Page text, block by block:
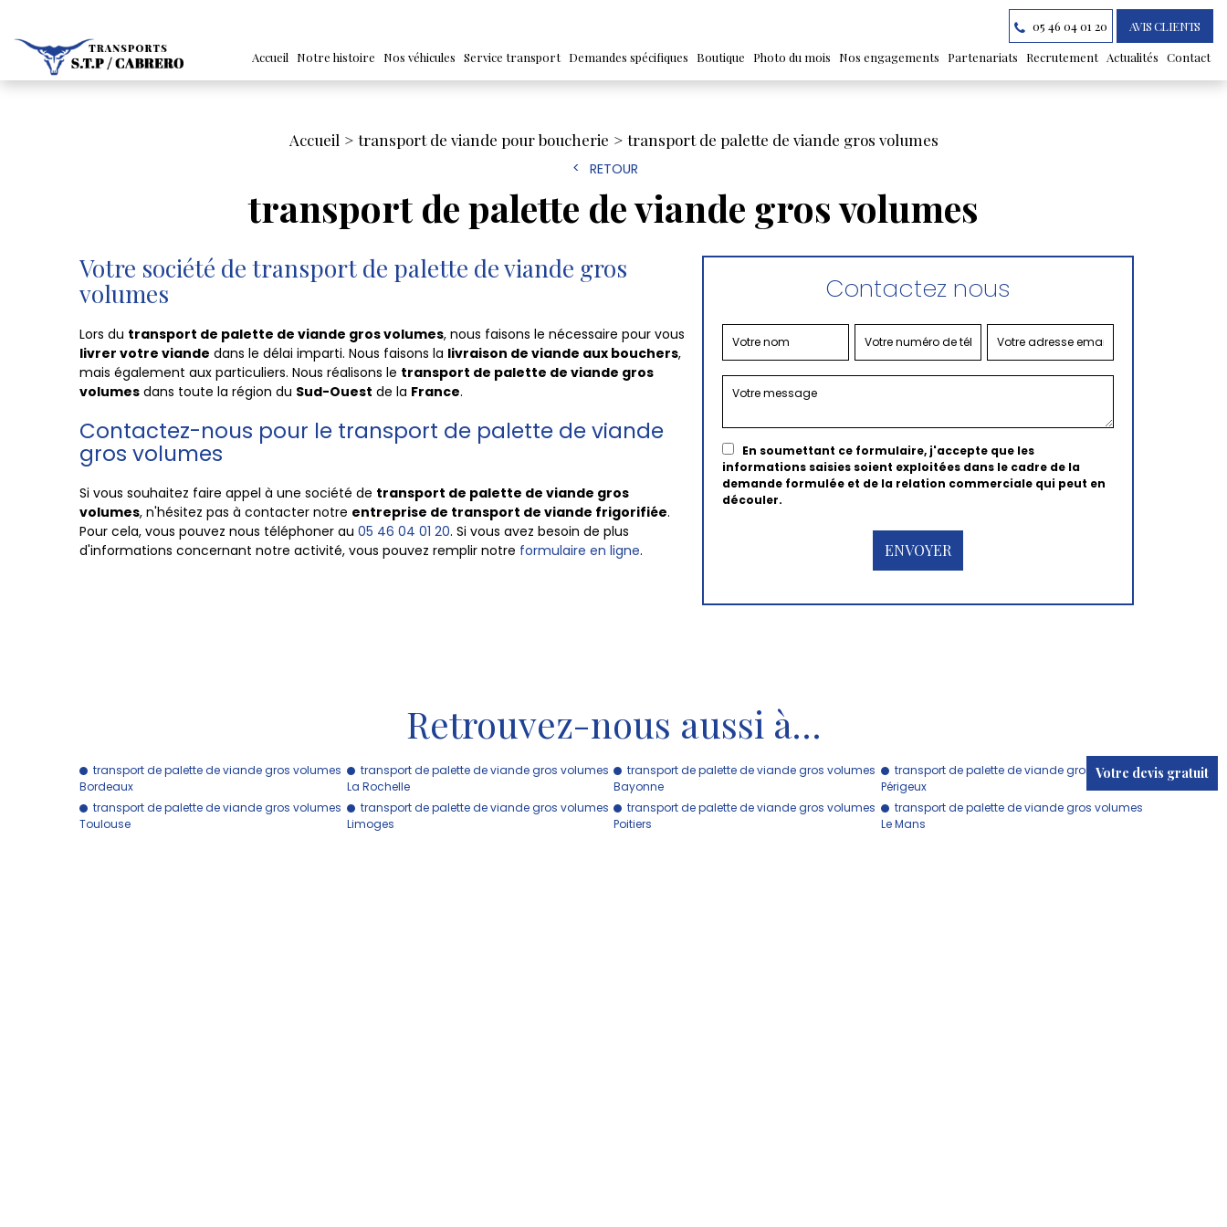
Accueil Notre histoire Nos véhicules Service transport Demandes spécifiques Boutique Photo du mois Nos engagements Partenariats Recrutement Actualités Contact
05 46 04 01 20 AVIS CLIENTS
Accueil transport de viande pour boucherie transport de palette de viande gros volumes
RETOUR
transport de palette de viande gros volumes
Votre société de transport de palette de viande gros
volumes
Lors du transport de palette de viande gros volumes, nous faisons le nécessaire pour vous
livrer votre viande dans le délai imparti. Nous faisons la livraison de viande aux bouchers,
mais également aux particuliers. Nous réalisons le transport de palette de viande gros
volumes dans toute la région du Sud-Ouest de la France.
Contactez-nous pour le transport de palette de viande
gros volumes
Si vous souhaitez faire appel à une société de transport de palette de viande gros
volumes, n'hésitez pas à contacter notre entreprise de transport de viande frigorifiée.
Pour cela, vous pouvez nous téléphoner au 05 46 04 01 20. Si vous avez besoin de plus
d'informations concernant notre activité, vous pouvez remplir notre formulaire en ligne.
Contactez nous
En soumettant ce formulaire, j'accepte que les
informations saisies soient exploitées dans le cadre de la
demande formulée et de la relation commerciale qui peut en
découler.
Retrouvez-nous aussi à…
transport de palette de viande gros volumes
Bordeaux
transport de palette de viande gros volumes
La Rochelle
transport de palette de viande gros volumes
Bayonne
transport de palette de viande gros volumes
Périgeux
transport de palette de viande gros volumes
Toulouse
transport de palette de viande gros volumes
Limoges
transport de palette de viande gros volumes
Poitiers
transport de palette de viande gros volumes
Le Mans
Votre devis gratuit